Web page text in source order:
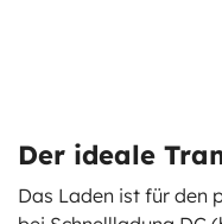
Der ideale
Das Laden ist für den